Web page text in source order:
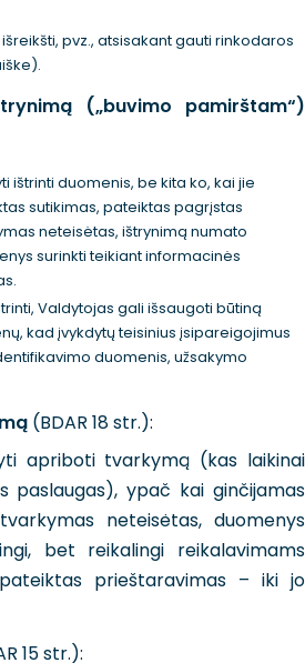
pvz., atsisakant gauti rinkodaros
(„buvimo pamirštam“)
ištrinti duomenis, be kita ko, kai jie
sutikimas, pateiktas pagrįstas
neteisėtas, ištrynimą numato
surinkti teikiant informacinės
Valdytojas gali išsaugoti būtiną
kad įvykdytų teisinius įsipareigojimus
duomenis, užsakymo
(BDAR 18 str.):
apriboti tvarkymą (kas laikinai
paslaugas), ypač kai ginčijamas
neteisėtas, duomenys
bet reikalingi reikalavimams
prieštaravimas – iki jo
15 str.):